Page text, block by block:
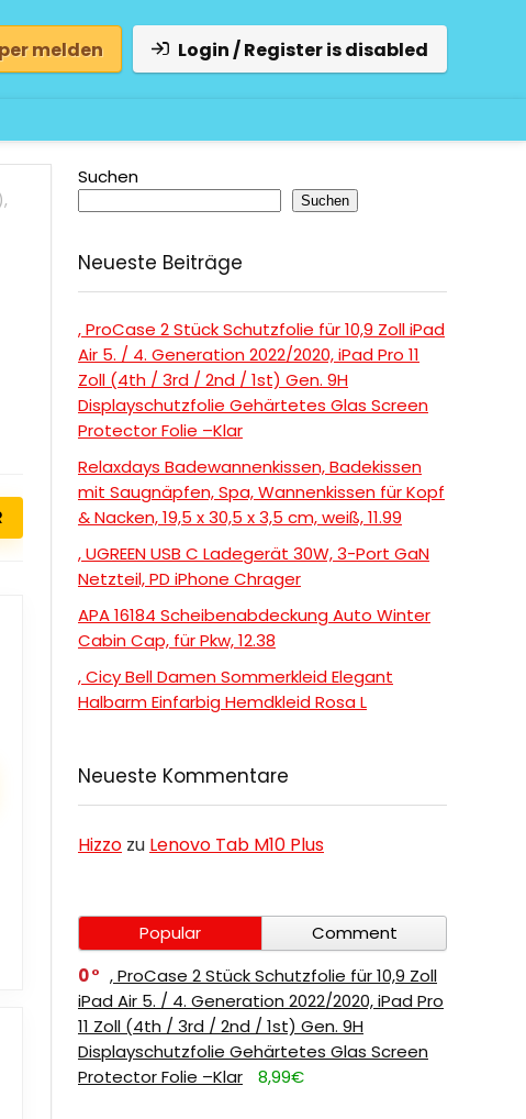
melden Login / Register is disabled
Suchen
Suchen
Neueste Beiträge
, ProCase 2 Stück Schutzfolie für 10,9 Zoll iPad
Air 5. / 4. Generation 2022/2020, iPad Pro 11
Zoll (4th / 3rd / 2nd / 1st) Gen. 9H
Displayschutzfolie Gehärtetes Glas Screen
Protector Folie –Klar
Relaxdays Badewannenkissen, Badekissen
mit Saugnäpfen, Spa, Wannenkissen für Kopf
& Nacken, 19,5 x 30,5 x 3,5 cm, weiß, 11.99
, UGREEN USB C Ladegerät 30W, 3-Port GaN
Netzteil, PD iPhone Chrager
APA 16184 Scheibenabdeckung Auto Winter
Cabin Cap, für Pkw, 12.38
, Cicy Bell Damen Sommerkleid Elegant
Halbarm Einfarbig Hemdkleid Rosa L
Neueste Kommentare
Hizzo zu Lenovo Tab M10 Plus
Popular
Comment
0
, ProCase 2 Stück Schutzfolie für 10,9 Zoll
iPad Air 5. / 4. Generation 2022/2020, iPad Pro
11 Zoll (4th / 3rd / 2nd / 1st) Gen. 9H
Displayschutzfolie Gehärtetes Glas Screen
Protector Folie –Klar
8,99€